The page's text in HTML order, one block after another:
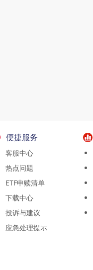
便捷服务
客服中心
热点问题
ETF申赎清单
下载中心
投诉与建议
应急处理提示